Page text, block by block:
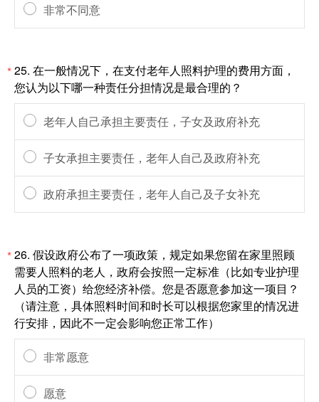
非常不同意
*25. 在一般情况下，在支付老年人照料护理的费用方面，
您认为以下哪一种责任分担情况是最合理的？
老年人自己承担主要责任，子女及政府补充
子女承担主要责任，老年人自己及政府补充
政府承担主要责任，老年人自己及子女补充
*26. 假设政府公布了一项政策，规定如果您留在家里照顾
需要人照料的老人，政府会按照一定标准（比如专业护理
人员的工资）给您经济补偿。您是否愿意参加这一项目？
（请注意，具体照料时间和时长可以根据您家里的情况进
行安排，因此不一定会影响您正常工作）
非常愿意
愿意